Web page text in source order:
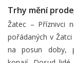
Trhy mění
Žatec – Příznivci
pořádaných v
na posun doby,